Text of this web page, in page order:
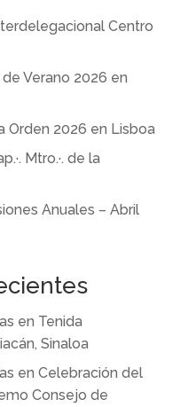
Centro
Verano 2026 en
Orden 2026 en Lisboa
Mtro.·. de la
Anuales – Abril
en Tenida
Sinaloa
en Celebración del
Consejo de